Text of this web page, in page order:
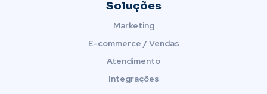
Soluções
Marketing
E-commerce / Vendas
Atendimento
Integrações